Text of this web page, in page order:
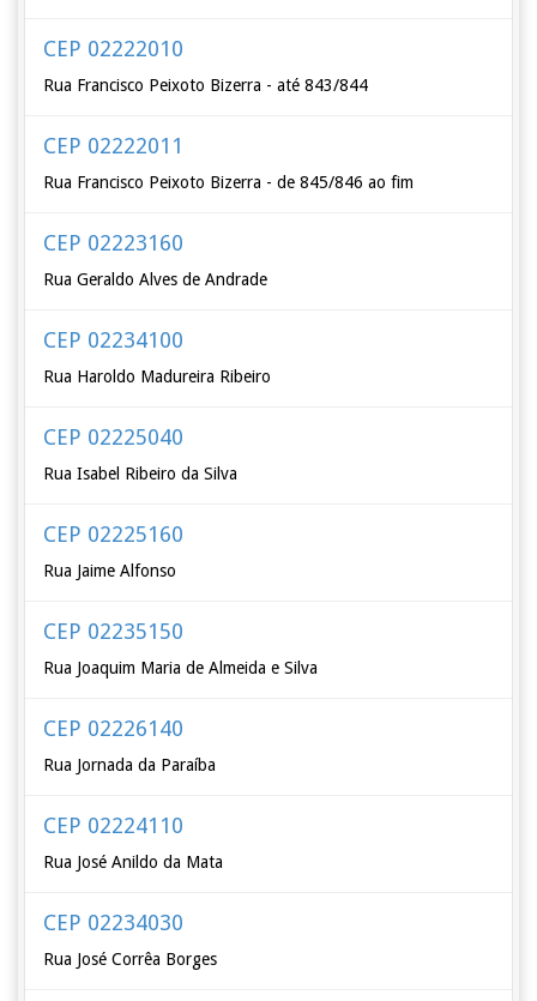
CEP 02222010
Rua Francisco Peixoto Bizerra - até 843/844
CEP 02222011
Rua Francisco Peixoto Bizerra - de 845/846 ao fim
CEP 02223160
Rua Geraldo Alves de Andrade
CEP 02234100
Rua Haroldo Madureira Ribeiro
CEP 02225040
Rua Isabel Ribeiro da Silva
CEP 02225160
Rua Jaime Alfonso
CEP 02235150
Rua Joaquim Maria de Almeida e Silva
CEP 02226140
Rua Jornada da Paraíba
CEP 02224110
Rua José Anildo da Mata
CEP 02234030
Rua José Corrêa Borges